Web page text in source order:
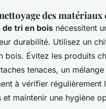
des matériaux
de tri en bois nécessitent
durabilité. Utilisez un
bois. Évitez les produits
tenaces, un
à vérifier
et maintenir une hygiène